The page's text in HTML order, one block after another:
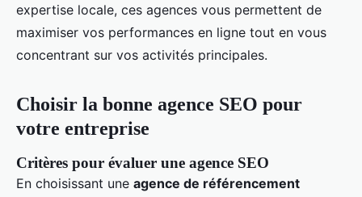
expertise locale, ces agences vous permettent de
maximiser vos performances en ligne tout en vous
concentrant sur vos activités principales.
Choisir la bonne agence SEO pour
votre entreprise
Critères pour évaluer une agence SEO
En choisissant une agence de référencement